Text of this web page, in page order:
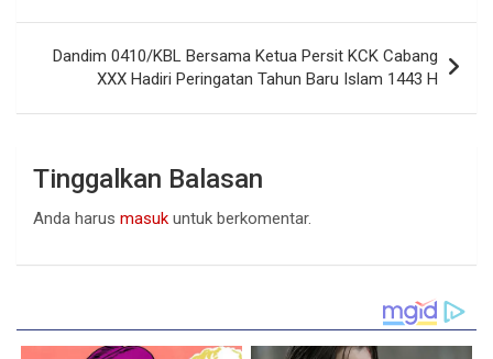
Dandim 0410/KBL Bersama Ketua Persit KCK Cabang
XXX Hadiri Peringatan Tahun Baru Islam 1443 H
Tinggalkan Balasan
Anda harus masuk untuk berkomentar.